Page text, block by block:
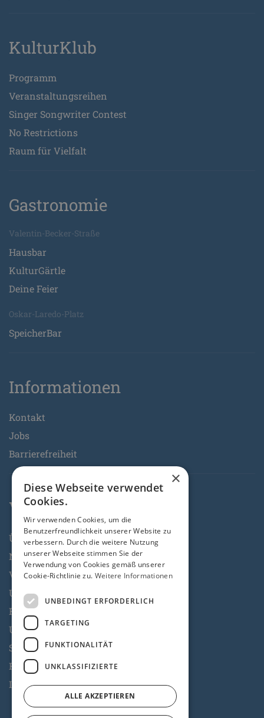
KulturKlub
Programm
Veranstaltungsreihen
Singer Songwriter Contest
No Restrictions
Raum für Vielfalt
Gastronomie
Valentin-Becker-Straße
Hausbar
KulturGärtle
Deine Feier
Oskar-Laredo-Platz
SpeicherBar
Informationen
Kontakt
Jobs
Barrierefreiheit
Verein
Über Uns
Nachhaltigkeitserklärung
Vorstand & Mitarbeit
Unser Team
Fördermitgliedschaft
Unsere Spender & Sponsoren
Stuhlpatenschaft
Freunde, Partner, Förderer
Interessengemeinschaft Freie Theater
×
Diese Webseite verwendet
Cookies.
Wir verwenden Cookies, um die
Benutzerfreundlichkeit unserer Website zu
verbessern. Durch die weitere Nutzung
unserer Webseite stimmen Sie der
Verwendung von Cookies gemäß unserer
Cookie-Richtlinie zu. Weitere Informationen
UNBEDINGT ERFORDERLICH
TARGETING
FUNKTIONALITÄT
UNKLASSIFIZIERTE
ALLE AKZEPTIEREN